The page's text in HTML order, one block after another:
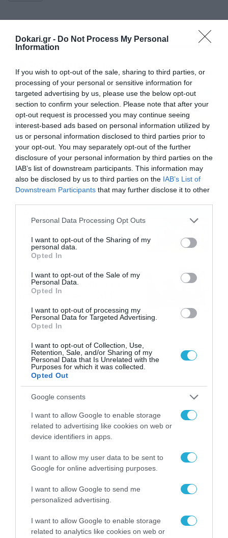
Dokari.gr - Do Not Process My Personal
Information
If you wish to opt-out of the sale, sharing to third parties, or
processing of your personal or sensitive information for
targeted advertising by us, please use the below opt-out
section to confirm your selection. Please note that after your
opt-out request is processed you may continue seeing
interest-based ads based on personal information utilized by
us or personal information disclosed to third parties prior to
your opt-out. You may separately opt-out of the further
disclosure of your personal information by third parties on the
IAB’s list of downstream participants. This information may
also be disclosed by us to third parties on the IAB’s List of
Downstream Participants that may further disclose it to other
Please note that this website/app uses one or more Google
not limited to your visit or usage behaviour. You may click to
grant or deny consent to Google and its third-party tags to
use your data for below specified purposes in below Google
consent section.
Personal Data Processing Opt Outs
I want to opt-out of the Sharing of my
personal data.
Opted In
I want to opt-out of the Sale of my
Personal Data.
Opted In
I want to opt-out of processing my
Personal Data for Targeted Advertising.
Opted In
I want to opt-out of Collection, Use,
Retention, Sale, and/or Sharing of my
Personal Data that Is Unrelated with the
Purposes for which it was collected.
Opted Out
Google consents
I want to allow Google to enable storage
related to advertising like cookies on web or
device identifiers in apps.
I want to allow my user data to be sent to
Google for online advertising purposes.
I want to allow Google to send me
personalized advertising.
I want to allow Google to enable storage
related to analytics like cookies on web or
Ροή Ειδήσεων
Καιρός Δεκαπενταύγουστο:
Η προοπτική εξέλιξης από
τον Σάκη Αρναούτογλου (vid)
08/08/2026 08:51
Εορτολόγιο 8-8: Ποιοι
γιορτάζουν σήμερα; Χρόνια
Πολλά
08/08/2026 08:25
Πορτογαλία και τη Β’
Γερμανίας με πολλές
στοιχηματικές επιλογές από
το ΠΑΜΕ ΣΤΟΙΧΗΜΑ
07/08/2026 16:41
Καιρός 6-8: Ανεβαίνει η
θερμοκρασία, 40άρια το
Σαββατοκύριακο… (vid)
06/08/2026 22:00